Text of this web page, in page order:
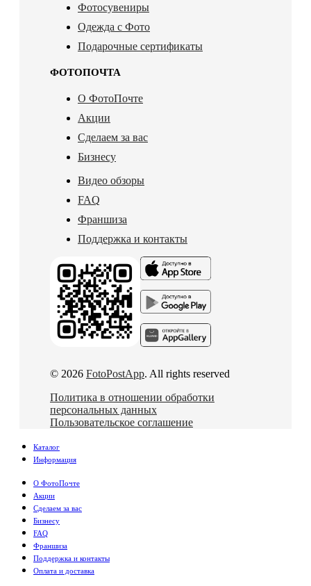
Фотосувениры
Одежда с Фото
Подарочные сертификаты
ФОТОПОЧТА
О ФотоПочте
Акции
Сделаем за вас
Бизнесу
Видео обзоры
FAQ
Франшиза
Поддержка и контакты
© 2026 FotoPostApp. All rights reserved
Политика в отношении обработки
персональных данных
Пользовательское соглашение
Каталог
Информация
О ФотоПочте
Акции
Сделаем за вас
Бизнесу
FAQ
Франшиза
Поддержка и контакты
Оплата и доставка